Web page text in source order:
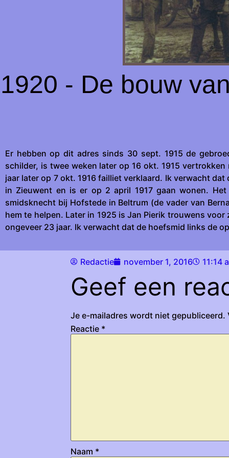
1920 - De bouw
Er hebben op dit adres sinds 30 sept. 1915 de
schilder, is twee weken later op 16 okt. 1915
jaar later op 7 okt. 1916 failliet verklaard. Ik verwacht
in Zieuwent en is er op 2 april 1917 gaan wonen.
smidsknecht bij Hofstede in Beltrum (de vader van
hem te helpen. Later in 1925 is Jan Pierik trouwens
ongeveer 23 jaar. Ik verwacht dat de hoefsmid links de
Redactie november 1, 2016 11:14
Geef een
Je e-mailadres wordt niet gepubliceerd.
Reactie *
Naam *